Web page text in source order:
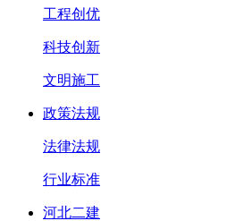
工程创优
科技创新
文明施工
政策法规
法律法规
行业标准
河北二建